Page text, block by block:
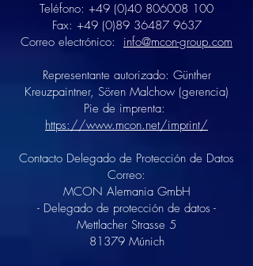
Teléfono: +49 (0)40 806008 100
Fax: +49 (0)89 36487 9637
Correo electrónico: info@mcon-group.com
Representante autorizado: Günther
Kreuzpaintner, Sören Malchow (gerencia)
Pie de imprenta:
https://www.mcon.net/imprint/
Contacto Delegado de Protección de Datos
Correo:
MCON Alemania GmbH
- Delegado de protección de datos -
Mettlacher Strasse 5
81379 Múnich